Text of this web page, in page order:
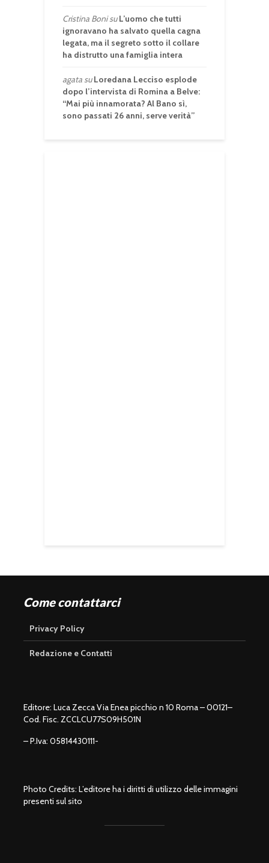
Cristina BonisuL’uomo che tutti
ignoravano ha salvato quella cagna
legata, ma il segreto sotto il collare
ha distrutto una famiglia intera
agatasuLoredana Lecciso esplode
dopo l’intervista di Romina a Belve:
“Mai più innamorata? Al Bano sì,
sono passati 26 anni, serve verità”
Come contattarci
Privacy Policy
Redazione e Contatti
Editore: Luca Zecca Via Enea picchio n 10 Roma – 00121–
Cod. Fisc. ZCCLCU77S09H501N
– P.Iva: 05814430111-
Photo Credits: L’editore ha i diritti di utilizzo delle immagini
presenti sul sito